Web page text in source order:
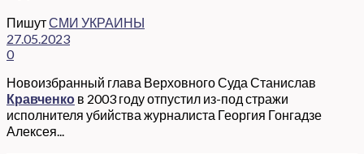
ПишутСМИ УКРАИНЫ
27.05.2023
0
Новоизбранный глава Верховного Суда Станислав
Кравченко в 2003 году отпустил из-под стражи
исполнителя убийства журналиста Георгия Гонгадзе
Алексея...